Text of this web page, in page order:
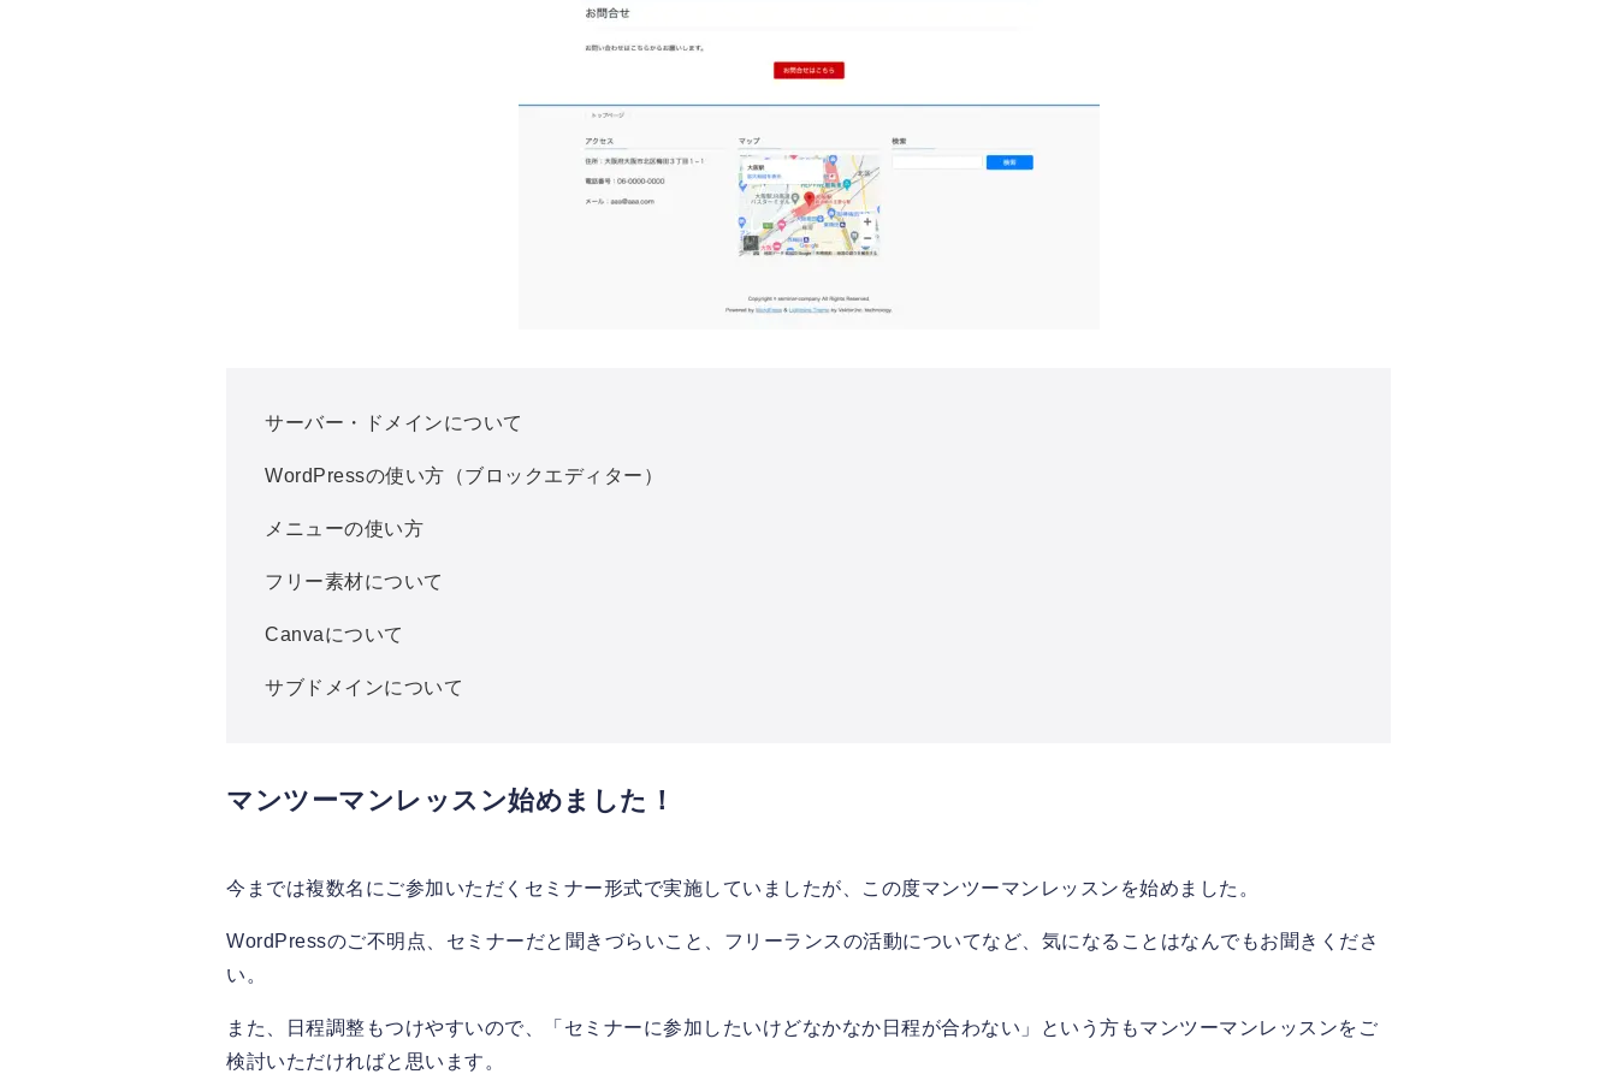
サーバー・ドメインについて
WordPressの使い方（ブロックエディター）
メニューの使い方
フリー素材について
Canvaについて
サブドメインについて
マンツーマンレッスン始めました！
今までは複数名にご参加いただくセミナー形式で実施していましたが、この度マンツーマンレッスンを始めました。
WordPressのご不明点、セミナーだと聞きづらいこと、フリーランスの活動についてなど、気になることはなんでもお聞きくださ
い。
また、日程調整もつけやすいので、「セミナーに参加したいけどなかなか日程が合わない」という方もマンツーマンレッスンをご
検討いただければと思います。